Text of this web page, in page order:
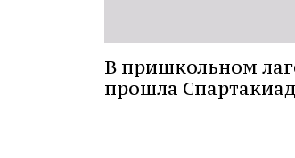
В пришкольном
прошла